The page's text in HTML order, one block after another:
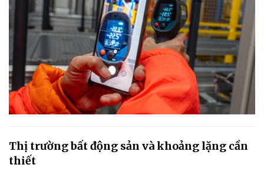
Thị trường bất động sản và khoảng lặng cần
thiết